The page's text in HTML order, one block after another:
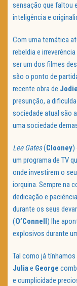
sensação que faltou
inteligência e
Com uma temática
rebeldia e
ser um dos filmes
são o ponto de
recente obra de
presunção, a
sociedade atual são
uma sociedade
Lee Gates(Clooney)
um programa de TV
onde investirem o
iorquina. Sempre na
dedicação e
durante os seus
(O’Connell) lhe
explosivos durante
Tal como já
Juliae George
e cumplicidade